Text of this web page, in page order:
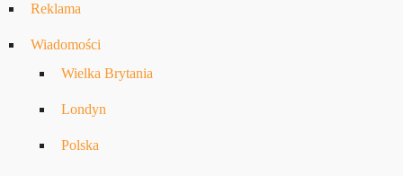
Reklama
Wiadomości
Wielka Brytania
Londyn
Polska